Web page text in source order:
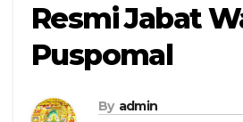
Resmi Jabat
Puspomal
By admin